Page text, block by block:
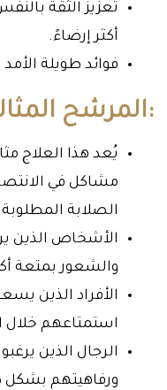
تعزيز الثقة
أكثر إرضاءً.
فوائد طويلة
:المرشح
يُعد هذا العلاج
مشاكل في
الصلابة
الأشخاص الذين
والشعور بمتعة
الأفراد الذين
استمتاعهم خلال
الرجال الذين
ورفاهيتهم بشكل